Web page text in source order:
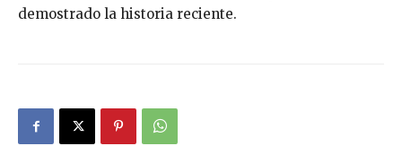
demostrado la historia reciente.